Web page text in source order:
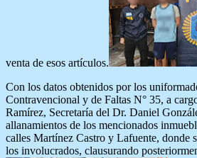
venta de esos artículos.
Con los datos obtenidos por los
Contravencional y de Faltas N° 35, a
Ramírez, Secretaría del Dr. Daniel
allanamientos de los mencionados
calles Martínez Castro y Lafuente, donde
los involucrados, clausurando